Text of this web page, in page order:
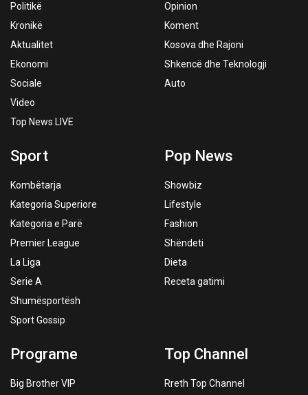
Politikë
Kronikë
Aktualitet
Ekonomi
Sociale
Video
Top News LIVE
Opinion
Koment
Kosova dhe Rajoni
Shkencë dhe Teknologji
Auto
Sport
Kombëtarja
Kategoria Superiore
Kategoria e Parë
Premier League
La Liga
Serie A
Shumësportësh
Sport Gossip
Pop News
Showbiz
Lifestyle
Fashion
Shëndeti
Dieta
Receta gatimi
Programe
Big Brother VIP
Top Channel
Rreth Top Channel